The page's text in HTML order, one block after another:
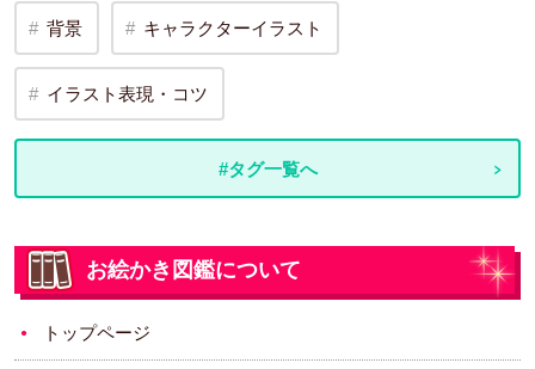
背景 キャラクターイラスト
イラスト表現・コツ
#タグ一覧へ
お絵かき図鑑について
トップページ